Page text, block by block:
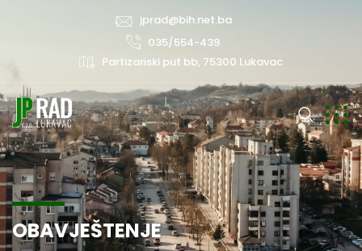
jprad@bih.net.ba
035/554-439
Partizanski put bb, 75300 Lukavac
OBAVJEŠTENJE